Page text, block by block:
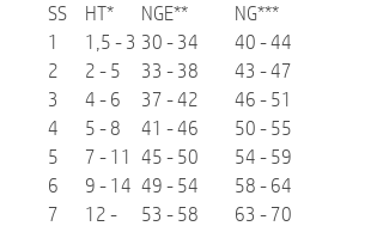
SS
HT*
NGE**
NG***
1
1,5 - 3 30 - 34
40 - 44
2
2 - 5 33 - 38
43 - 47
3
4 - 6 37 - 42
46 - 51
4
5 - 8 41 - 46
50 - 55
5
7 - 11 45 - 50
54 - 59
6
9 - 14 49 - 54
58 - 64
7
12 -
53 - 58 63 - 70